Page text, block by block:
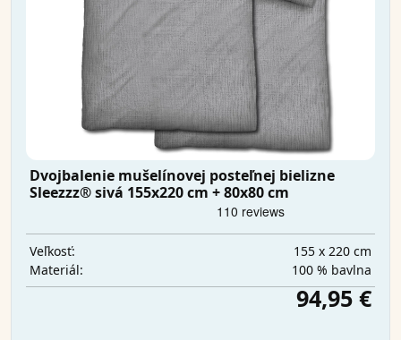
Dvojbalenie mušelínovej posteľnej bielizne
Sleezzz® sivá 155x220 cm + 80x80 cm
Veľkosť:
155 x 220 cm
Materiál:
100 % bavlna
94,95 €